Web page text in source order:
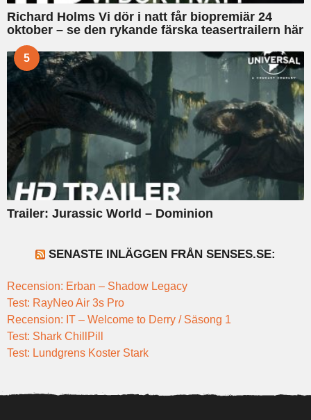
Richard Holms Vi dör i natt får biopremiär 24
oktober – se den rykande färska teasertrailern här
5
Trailer: Jurassic World – Dominion
SENASTE INLÄGGEN FRÅN SENSES.SE:
Recension: Erban – Shadow Legacy
Test: RayNeo Air 3s Pro
Recension: IT – Welcome to Derry / Säsong 1
Test: Shark ChillPill
Test: Lundgrens Koster Stark